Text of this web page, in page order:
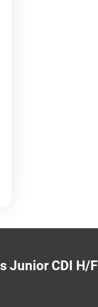
Junior CDI H/F